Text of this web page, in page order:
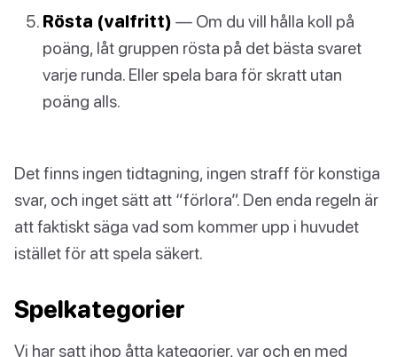
Rösta (valfritt) — Om du vill hålla koll på
poäng, låt gruppen rösta på det bästa svaret
varje runda. Eller spela bara för skratt utan
poäng alls.
Det finns ingen tidtagning, ingen straff för konstiga
svar, och inget sätt att “förlora”. Den enda regeln är
att faktiskt säga vad som kommer upp i huvudet
istället för att spela säkert.
Spelkategorier
Vi har satt ihop åtta kategorier, var och en med